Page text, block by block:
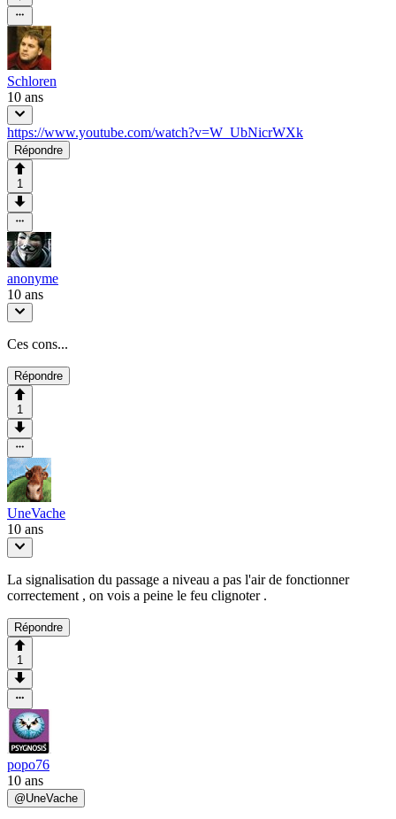
Schloren
10 ans
https://www.youtube.com/watch?v=W_UbNicrWXk
Répondre
1
anonyme
10 ans
Ces cons...
Répondre
1
UneVache
10 ans
La signalisation du passage a niveau a pas l'air de fonctionner
correctement , on vois a peine le feu clignoter .
Répondre
1
popo76
10 ans
@UneVache